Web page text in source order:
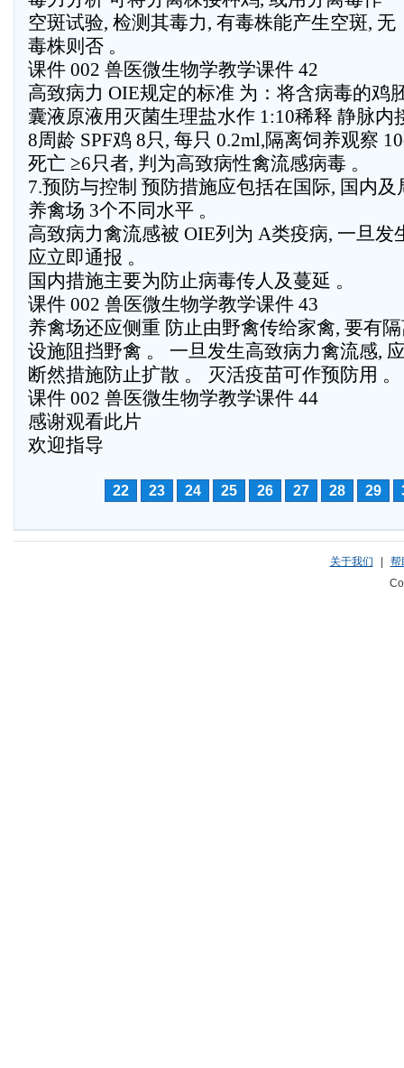
空斑试验, 检测其毒力, 有毒株能产生空斑, 无
毒株则否 。
课件 002 兽医微生物学教学课件 42
高致病力 OIE规定的标准 为：将含病毒的鸡
囊液原液用灭菌生理盐水作 1:10稀释 静脉内
8周龄 SPF鸡 8只, 每只 0.2ml,隔离饲养观察
死亡 ≥6只者, 判为高致病性禽流感病毒 。
7.预防与控制 预防措施应包括在国际, 国内及
养禽场 3个不同水平 。
高致病力禽流感被 OIE列为 A类疫病, 一旦发
应立即通报 。
国内措施主要为防止病毒传人及蔓延 。
课件 002 兽医微生物学教学课件 43
养禽场还应侧重 防止由野禽传给家禽, 要有
设施阻挡野禽 。 一旦发生高致病力禽流感,
断然措施防止扩散 。 灭活疫苗可作预防用 。
课件 002 兽医微生物学教学课件 44
感谢观看此片
欢迎指导
22 23 24 25 26 27 28 29
关于我们
帮